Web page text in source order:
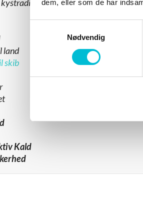
dem, eller som de har
Nødvendig
land
skib
Kald